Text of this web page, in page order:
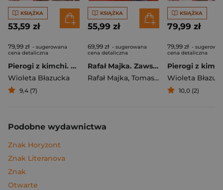
KSIĄŻKA
53,59 zł
79,99 zł - sugerowana
cena detaliczna
Pierogi z kimchi. Moje ulubione azjatyckie przepisy
Wioleta Błazucka
9,4 (7)
KSIĄŻKA
55,99 zł
69,99 zł - sugerowana
cena detaliczna
Rafał Majka. Zawsze z przodu. Rozmawia Tomasz Kalemba - książka z autografem
Rafał Majka, Tomasz Kalemba
KSIĄŻKA
79,99 zł
79,99 zł -
cena detaliczna
Wioleta
10,0 (2)
Podobne wydawnictwa
Znak Horyzont
Znak Literanova
Znak
Otwarte